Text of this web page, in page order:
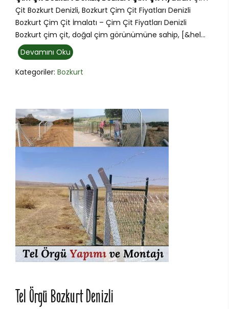
Çit Bozkurt Denizli, Bozkurt Çim Çit Fiyatları Denizli
Bozkurt Çim Çit İmalatı – Çim Çit Fiyatları Denizli
Bozkurt çim çit, doğal çim görünümüne sahip, [&hel...
Devamını Oku
Kategoriler: Bozkurt
Tel Örgü Bozkurt Denizli